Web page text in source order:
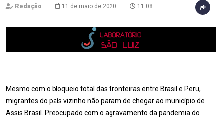
Redação 11 de maio de 2020 11:08
Mesmo com o bloqueio total das fronteiras entre Brasil e Peru,
migrantes do país vizinho não param de chegar ao município de
Assis Brasil. Preocupado com o agravamento da pandemia do